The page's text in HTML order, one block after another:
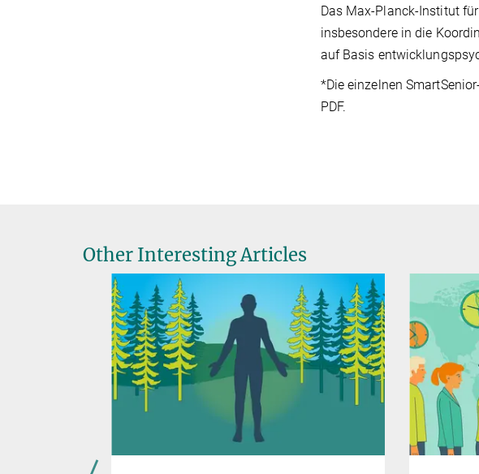
Das Max-Planck-Institut
insbesondere in die
auf Basis
*Die einzelnen
PDF.
Other Interesting Articles